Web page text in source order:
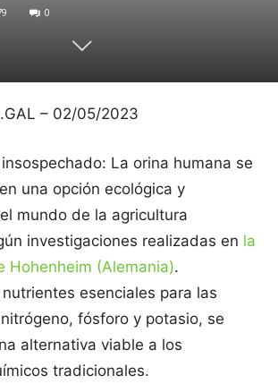
0
– 02/05/2023
La orina humana se
una opción ecológica y
mundo de la agricultura
investigaciones realizadas en la
Hohenheim (Alemania).
esenciales para las
fósforo y potasio, se
alternativa viable a los
tradicionales.